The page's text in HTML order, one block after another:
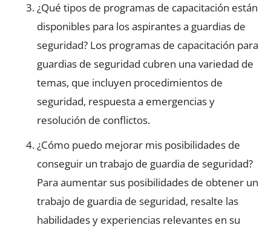
¿Qué tipos de programas de capacitación están
disponibles para los aspirantes a guardias de
seguridad? Los programas de capacitación para
guardias de seguridad cubren una variedad de
temas, que incluyen procedimientos de
seguridad, respuesta a emergencias y
resolución de conflictos.
¿Cómo puedo mejorar mis posibilidades de
conseguir un trabajo de guardia de seguridad?
Para aumentar sus posibilidades de obtener un
trabajo de guardia de seguridad, resalte las
habilidades y experiencias relevantes en su